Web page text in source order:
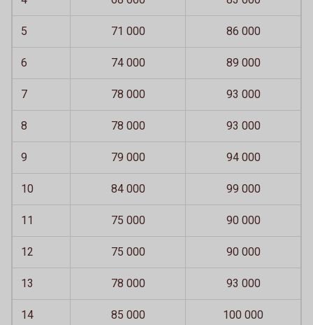
5 71 000 86 000
6 74 000 89 000
7 78 000 93 000
8 78 000 93 000
9 79 000 94 000
10 84 000 99 000
11 75 000 90 000
12 75 000 90 000
13 78 000 93 000
14 85 000 100 000